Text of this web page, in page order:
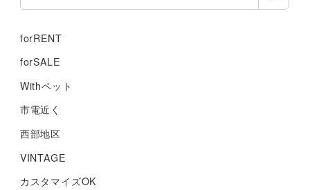
forRENT
forSALE
Withペット
市電近く
西部地区
VINTAGE
カスタマイズOK